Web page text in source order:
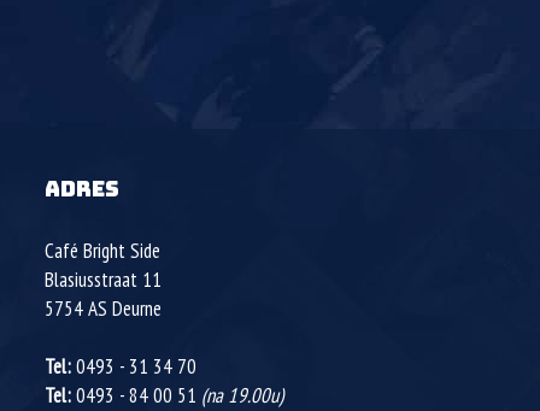
ADRES
Café Bright Side
Blasiusstraat 11
5754 ASDeurne
Tel:0493 - 31 34 70
Tel:0493 - 84 00 51 (na 19.00u)